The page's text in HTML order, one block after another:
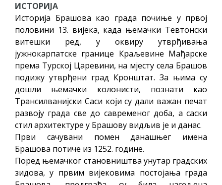
ИСТОРИЈА
Историја Брашова као града почиње у првој
половини 13. вијека, када њемачки Тевтонски
витешки ред, у оквиру утврђивања
јужнокарпатске границе Краљевине Мађарске
према Турској Царевини, на мјесту села Брашов
подижу утврђени град Кронштат. За њима су
дошли њемачки колонисти, познати као
Трансилванијски Саси који су дали важан печат
развоју града све до савременог доба, а саски
стил архитектуре у Брашову видљив је и данас.
Први сачувани помен данашњег имена
Брашова потиче из 1252. године.
Поред њемачког становништва унутар градских
зидова, у првим вијековима постојања града